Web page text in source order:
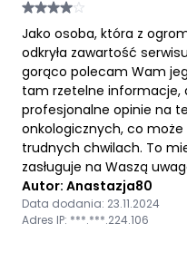
Jako osoba, która z
odkryła zawartość
gorąco polecam Wam
tam rzetelne informacje,
profesjonalne opinie na
onkologicznych, co
trudnych chwilach. To
zasługuje na Waszą
Autor: Anastazja80
Data dodania: 23.11.2024
Adres IP: ***.***.224.106